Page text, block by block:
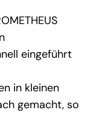
eingeführt
in kleinen
gemacht, so